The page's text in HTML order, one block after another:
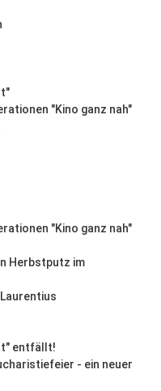
"Kino ganz nah"
"Kino ganz nah"
Herbstputz im
entfällt!
- ein neuer